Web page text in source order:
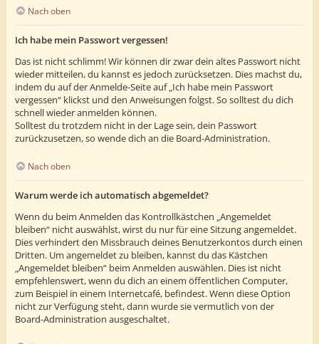
Nach oben
Ich habe mein Passwort vergessen!
Das ist nicht schlimm! Wir können dir zwar dein altes Passwort nicht
wieder mitteilen, du kannst es jedoch zurücksetzen. Dies machst du,
indem du auf der Anmelde-Seite auf „Ich habe mein Passwort
vergessen“ klickst und den Anweisungen folgst. So solltest du dich
schnell wieder anmelden können.
Solltest du trotzdem nicht in der Lage sein, dein Passwort
zurückzusetzen, so wende dich an die Board-Administration.
Nach oben
Warum werde ich automatisch abgemeldet?
Wenn du beim Anmelden das Kontrollkästchen „Angemeldet
bleiben“ nicht auswählst, wirst du nur für eine Sitzung angemeldet.
Dies verhindert den Missbrauch deines Benutzerkontos durch einen
Dritten. Um angemeldet zu bleiben, kannst du das Kästchen
„Angemeldet bleiben“ beim Anmelden auswählen. Dies ist nicht
empfehlenswert, wenn du dich an einem öffentlichen Computer,
zum Beispiel in einem Internetcafé, befindest. Wenn diese Option
nicht zur Verfügung steht, dann wurde sie vermutlich von der
Board-Administration ausgeschaltet.